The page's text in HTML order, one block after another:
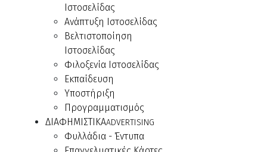
Ιστοσελίδας
Ανάπτυξη Ιστοσελίδας
Βελτιστοποίηση
Ιστοσελίδας
Φιλοξενία Ιστοσελίδας
Εκπαίδευση
Υποστήριξη
Προγραμματισμός
ΔΙΑΦΗΜΙΣΤΙΚΑADVERTISING
Φυλλάδια - Έντυπα